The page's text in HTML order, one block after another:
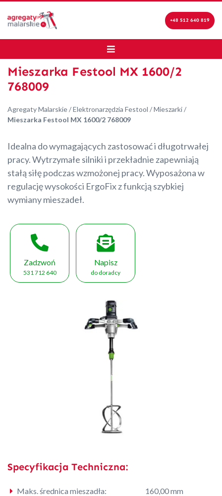
+48 512 640 819
Mieszarka Festool MX 1600/2
768009
Agregaty Malarskie/Elektronarzędzia Festool /Mieszarki/
Mieszarka Festool MX 1600/2 768009
Idealna do wymagających zastosować i długotrwałej
pracy. Wytrzymałe silniki i przekładnie zapewniają
stałą siłę podczas wzmożonej pracy. Wyposażona w
regulację wysokości ErgoFix z funkcją szybkiej
wymiany mieszadeł.
Zadzwoń
531 712 640
Napisz
do doradcy
Specyfikacja Techniczna:
Maks. średnica mieszadła:
160,00 mm